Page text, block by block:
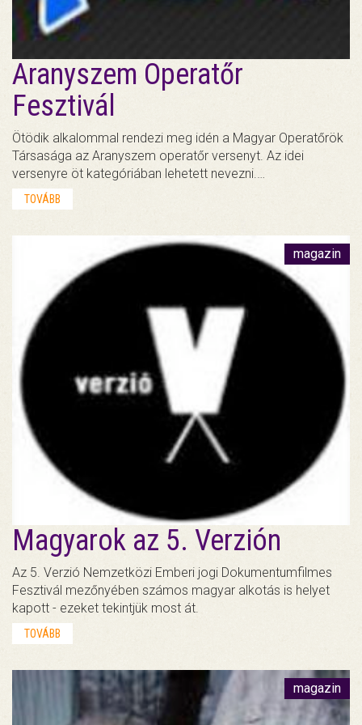
Aranyszem Operatőr
Fesztivál
Ötödik alkalommal rendezi meg idén a Magyar Operatőrök
Társasága az Aranyszem operatőr versenyt. Az idei
versenyre öt kategóriában lehetett nevezni.…
TOVÁBB
magazin
Magyarok az 5. Verzión
Az 5. Verzió Nemzetközi Emberi jogi Dokumentumfilmes
Fesztivál mezőnyében számos magyar alkotás is helyet
kapott - ezeket tekintjük most át.
TOVÁBB
magazin